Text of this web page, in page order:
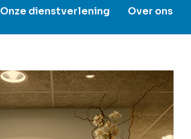
Onze dienstverlening Over ons